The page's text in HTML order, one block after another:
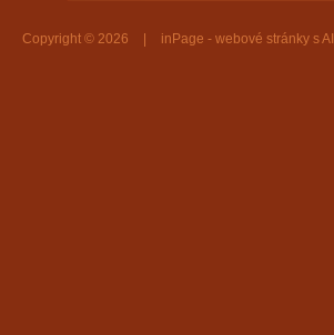
Copyright © 2026 | inPage - webové stránky s AI,